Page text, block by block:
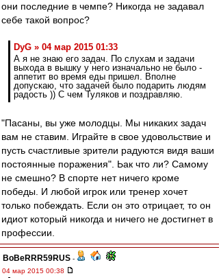
они последние в чемпе? Никогда не задавал
себе такой вопрос?
DyG » 04 мар 2015 01:33
А я не знаю его задач. По слухам и задачи
выхода в вышку у него изначально не было -
аппетит во время еды пришел. Вполне
допускаю, что задачей было подарить людям
радость )) С чем Туляков и поздравляю.
"Пасаны, вы уже молодцы. Мы никаких задач
вам не ставим. Играйте в свое удовольствие и
пусть счастливые зрители радуются видя ваши
постоянные поражения". Ьак что ли? Самому
не смешно? В спорте нет ничего кроме
победы. И любой игрок или тренер хочет
только побеждать. Если он это отрицает, то он
идиот который никогда и ничего не достигнет в
профессии.
BoBeRRR59RUS -
04 мар 2015 00:38